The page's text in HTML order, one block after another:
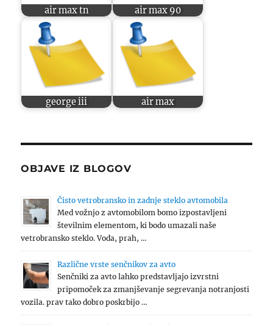
air max tn air max 90
george iii air max
OBJAVE IZ BLOGOV
Čisto vetrobransko in zadnje steklo avtomobila
Med vožnjo z avtomobilom bomo izpostavljeni
številnim elementom, ki bodo umazali naše
vetrobransko steklo. Voda, prah, …
Različne vrste senčnikov za avto
Senčniki za avto lahko predstavljajo izvrstni
pripomoček za zmanjševanje segrevanja notranjosti
vozila. prav tako dobro poskrbijo …